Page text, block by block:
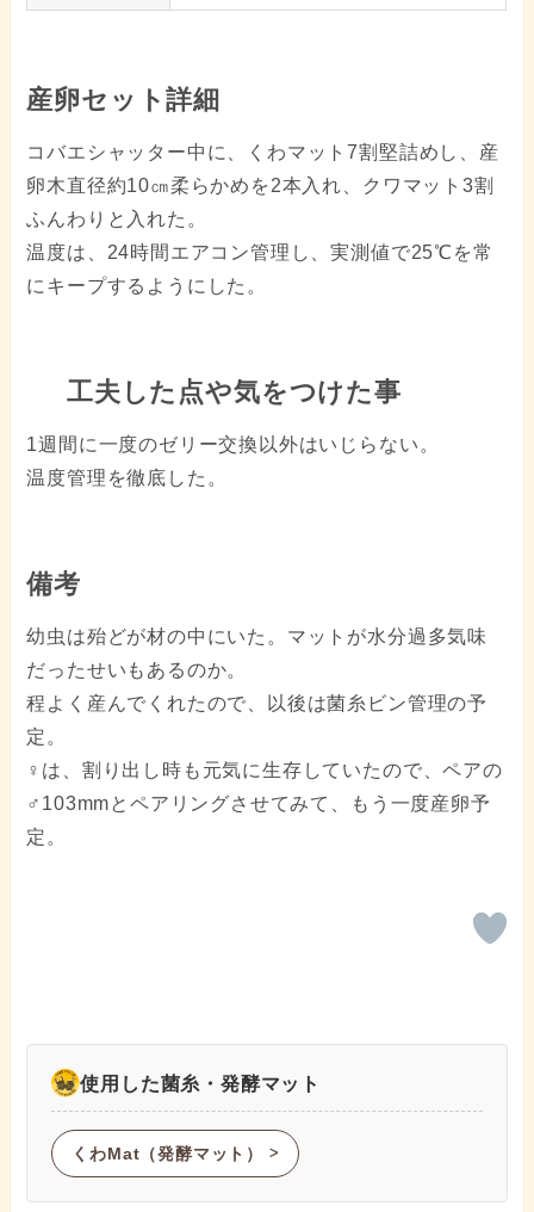
産卵セット詳細
コバエシャッター中に、くわマット7割堅詰めし、産
卵木直径約10㎝柔らかめを2本入れ、クワマット3割
ふんわりと入れた。
温度は、24時間エアコン管理し、実測値で25℃を常
にキープするようにした。
工夫した点や気をつけた事
1週間に一度のゼリー交換以外はいじらない。
温度管理を徹底した。
備考
幼虫は殆どが材の中にいた。マットが水分過多気味
だったせいもあるのか。
程よく産んでくれたので、以後は菌糸ビン管理の予
定。
♀は、割り出し時も元気に生存していたので、ペアの
♂103mmとペアリングさせてみて、もう一度産卵予
定。
使用した菌糸・発酵マット
くわMat（発酵マット） ᐳ